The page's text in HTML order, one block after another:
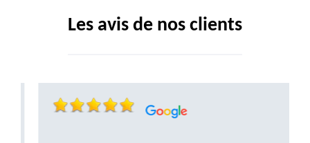
Les avis de nos clients